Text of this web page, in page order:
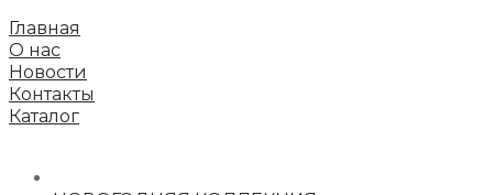
Главная
О нас
Новости
Контакты
Каталог